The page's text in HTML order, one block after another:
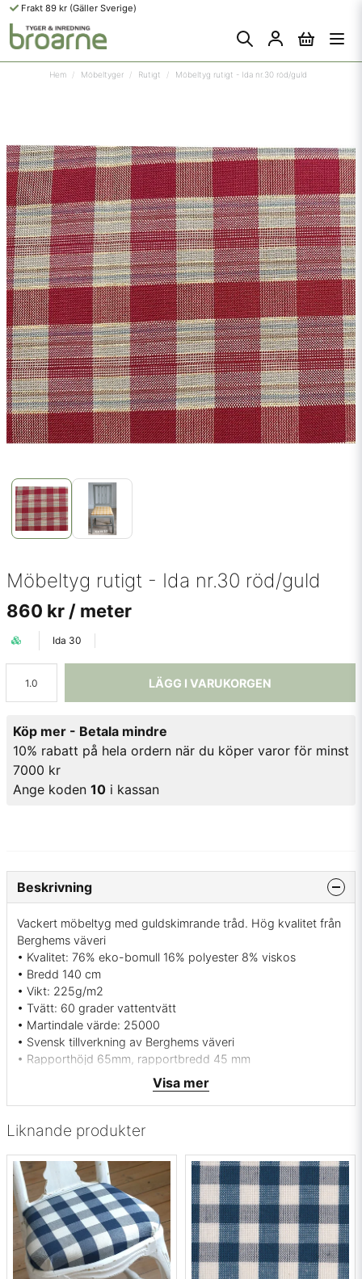
Frakt 89 kr (Gäller Sverige)
Hem Möbeltyger Rutigt Möbeltyg rutigt - Ida nr.30 röd/guld
Möbeltyg rutigt - Ida nr.30 röd/guld
860 kr / meter
Ida 30
LÄGG I VARUKORGEN
Köp mer - Betala mindre
10% rabatt på hela ordern när du köper varor för minst
7000 kr
Ange koden 10 i kassan
Liknande produkter
Beskrivning
Vackert möbeltyg med guldskimrande tråd. Hög kvalitet från
Berghems väveri
• Kvalitet: 76% eko-bomull 16% polyester 8% viskos
• Bredd 140 cm
• Vikt: 225g/m2
• Tvätt: 60 grader vattentvätt
• Martindale värde: 25000
• Svensk tillverkning av Berghems väveri
• Rapporthöjd 65mm, rapportbredd 45 mm
• Färg: Röd, grå, beige samt en guld rand
• Mönsterbild: Tvärgående (de ljusa ränderna ligger
tvärsöver tyget)
• Beställningsvara, ingen returrätt
Vill du ha ett tygprov maila mig på:info@broarne.se
Visa mer